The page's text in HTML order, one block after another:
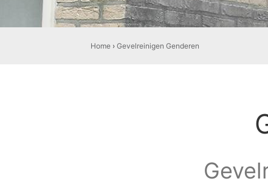
Home ›Gevelreinigen Genderen